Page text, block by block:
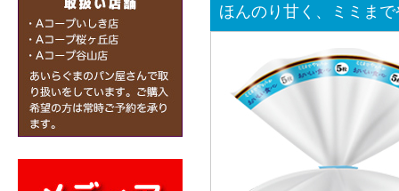
ほんのり甘く、ミミま